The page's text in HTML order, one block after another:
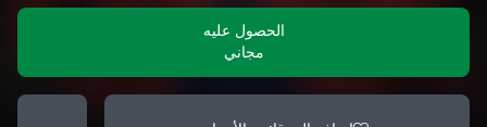
الحصول عليه
مجاني